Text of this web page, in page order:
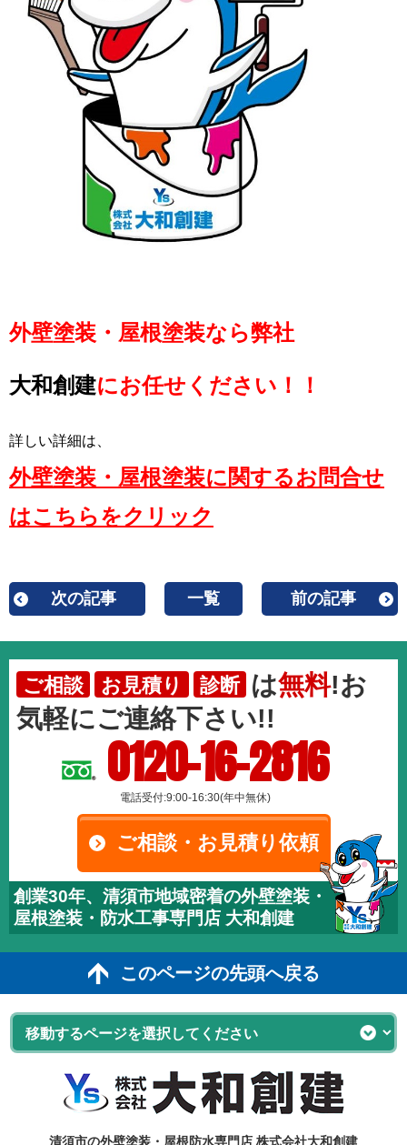
外壁塗装・屋根塗装なら弊社
大和創建にお任せください！！
詳しい詳細は、
外壁塗装・屋根塗装に関するお問合せ
はこちらをクリック
次の記事 一覧 前の記事
ご相談 お見積り 診断 は無料!お
気軽にご連絡下さい!!
0120-16-2816
電話受付:9:00-16:30(年中無休)
ご相談・お見積り依頼
創業30年、清須市地域密着の外壁塗装・
屋根塗装・防水工事専門店 大和創建
このページの先頭へ戻る
清須市の外壁塗装・屋根防水専門店 株式会社大和創建